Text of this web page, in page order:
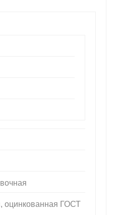
оцинкованная ГОСТ